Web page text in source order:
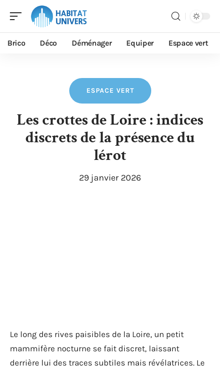
Brico Déco Déménager Equiper Espace vert
ESPACE VERT
Les crottes de Loire : indices
discrets de la présence du
lérot
29 janvier 2026
Le long des rives paisibles de la Loire, un petit
mammifère nocturne se fait discret, laissant
derrière lui des traces subtiles mais révélatrices. Le